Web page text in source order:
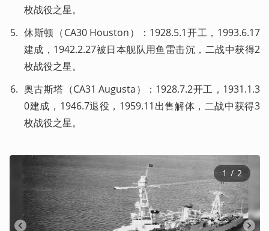
枚战役之星。
休斯顿（CA30 Houston）：1928.5.1开工，1993.6.17
建成，1942.2.27被日本舰队用鱼雷击沉，二战中获得2
枚战役之星。
奥古斯塔（CA31 Augusta）：1928.7.2开工，1931.1.3
0建成，1946.7退役，1959.11出售解体，二战中获得3
枚战役之星。
1 / 2